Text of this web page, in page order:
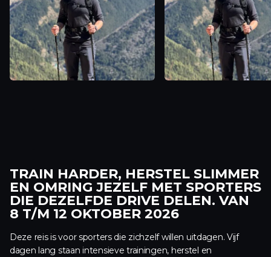
TRAIN HARDER, HERSTEL SLIMMER
EN OMRING JEZELF MET SPORTERS
DIE DEZELFDE DRIVE DELEN. VAN
8 T/M 12 OKTOBER 2026
Deze reis is voor sporters die zichzelf willen uitdagen. Vijf
dagen lang staan intensieve trainingen, herstel en